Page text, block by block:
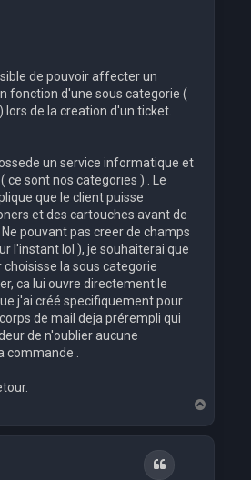
de pouvoir affecter un
fonction d'une sous categorie (
lors de la creation d'un ticket.
un service informatique et
ce sont nos categories ) . Le
que le client puisse
et des cartouches avant de
pouvant pas creer de champs
l'instant lol ), je souhaiterai que
choisisse la sous categorie
ca lui ouvre directement le
j'ai créé specifiquement pour
de mail deja prérempli qui
de n'oublier aucune
.
a
Citation